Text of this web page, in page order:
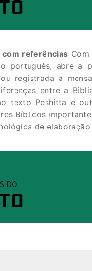
com referências
português, abre a
registrada a
entre a
texto Peshitta e
Bíblicos
de
DO